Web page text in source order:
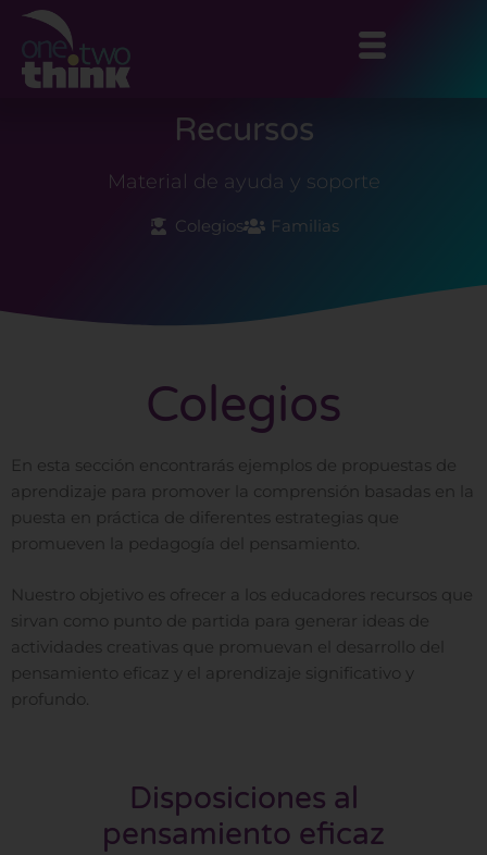
contenido
Recursos
Material de ayuda y soporte
Colegios Familias
Colegios
En esta sección encontrarás ejemplos de propuestas de
aprendizaje para promover la comprensión basadas en la
puesta en práctica de diferentes estrategias que
promueven la pedagogía del pensamiento.
Nuestro objetivo es ofrecer a los educadores recursos que
sirvan como punto de partida para generar ideas de
actividades creativas que promuevan el desarrollo del
pensamiento eficaz y el aprendizaje significativo y
profundo.
Disposiciones al
pensamiento eficaz